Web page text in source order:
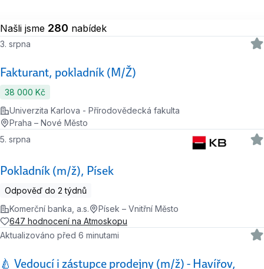
Našli jsme 280 nabídek
Fakturant, pokladník (M/Ž)
3. srpna
38 000 Kč
Univerzita Karlova - Přírodovědecká fakulta
Praha – Nové Město
Pokladník (m/ž), Písek
5. srpna
Odpověď do 2 týdnů
Komerční banka, a.s.
Písek – Vnitřní Město
647 hodnocení na Atmoskopu
🍐 Vedoucí i zástupce prodejny (m/ž) - Havířov,
Aktualizováno před 6 minutami